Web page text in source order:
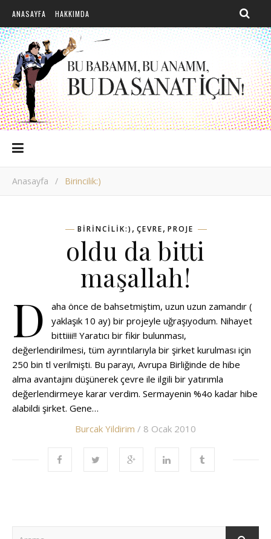
ANASAYFA HAKKIMDA
Anasayfa / Birincilik:)
BIRINCILIK:), ÇEVRE, PROJE
oldu da bitti
maşallah!
D
aha önce de bahsetmiştim, uzun uzun zamandır (
yaklaşık 10 ay) bir projeyle uğraşıyodum. Nihayet
bittiiii!! Yaratıcı bir fikir bulunması,
değerlendirilmesi, tüm ayrıntılarıyla bir şirket kurulması için
250 bin tl verilmişti. Bu parayı, Avrupa Birliğinde de hibe
alma avantajını düşünerek çevre ile ilgili bir yatırımla
değerlendirmeye karar verdim. Sermayenin %4o kadar hibe
alabildi şirket. Gene…
Burcak Yildirim / 8 Ocak 2010